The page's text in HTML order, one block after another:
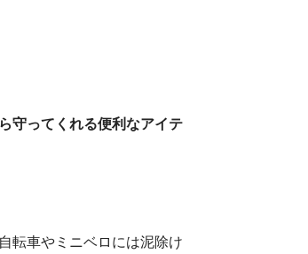
守ってくれる便利なアイテ
転車やミニベロには泥除け